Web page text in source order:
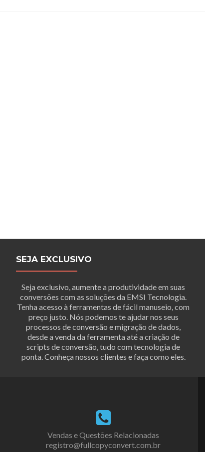
SEJA EXCLUSIVO
Seja exclusivo, aumente a produtividade em suas
conversões com as soluções da EMSI Tecnologia.
Tenha acesso à ferramentas de fácil manuseio, com
preço justo. Nós podemos te ajudar nos seus
processos de conversão e migração de dados,
desde a venda da ferramenta até a criação de
scripts de conversão, tudo com tecnologia de
ponta. Conheça nossos clientes e faça como eles.
Vendas e Questões Relacionadas
registro@fullcopyconvert.com.br